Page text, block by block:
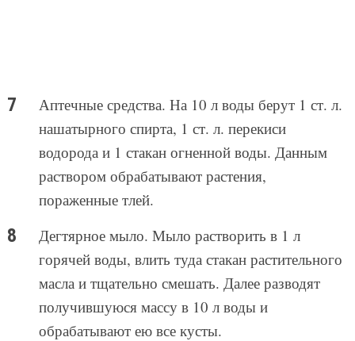
Аптечные средства. На 10 л воды берут 1 ст. л.
нашатырного спирта, 1 ст. л. перекиси
водорода и 1 стакан огненной воды. Данным
раствором обрабатывают растения,
пораженные тлей.
Дегтярное мыло. Мыло растворить в 1 л
горячей воды, влить туда стакан растительного
масла и тщательно смешать. Далее разводят
получившуюся массу в 10 л воды и
обрабатывают ею все кусты.